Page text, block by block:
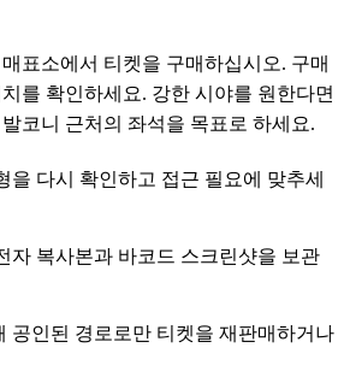
표소에서 티켓을 구매하십시오. 구매
를 확인하세요. 강한 시야를 원한다면
코니 근처의 좌석을 목표로 하세요.
을 다시 확인하고 접근 필요에 맞추세
자 복사본과 바코드 스크린샷을 보관
공인된 경로로만 티켓을 재판매하거나